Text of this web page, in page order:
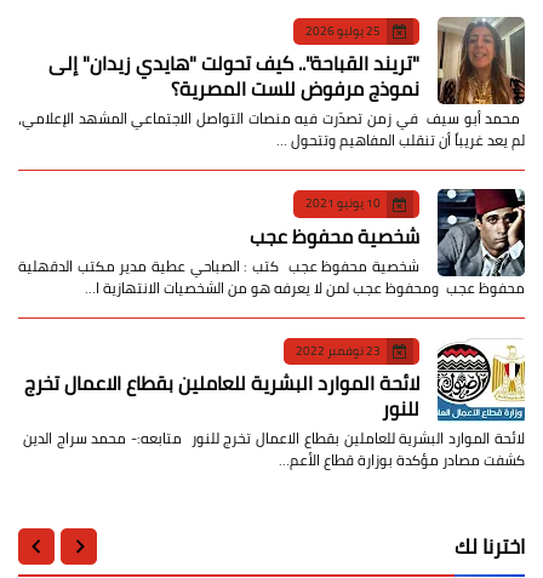
25 يوليو 2026
​"تريند القباحة".. كيف تحولت "هايدي زيدان" إلى
نموذج مرفوض للست المصرية؟
​ محمد أبو سيف ​في زمن تصدّرت فيه منصات التواصل الاجتماعي المشهد الإعلامي،
لم يعد غريباً أن تنقلب المفاهيم وتتحول …
10 يونيو 2021
شخصية محفوظ عجب
شخصية محفوظ عجب كتب : الصباحي عطية مدير مكتب الدقهلية
محفوظ عجب ومحفوظ عجب لمن لا يعرفه هو من الشخصيات الانتهازية ا…
23 نوفمبر 2022
لائحة الموارد البشرية للعاملين بقطاع الاعمال تخرج
للنور
لائحة الموارد البشرية للعاملين بقطاع الاعمال تخرج للنور متابعه:- محمد سراج الدين
كشفت مصادر مؤكدة بوزارة قطاع الأعم…
اخترنا لك